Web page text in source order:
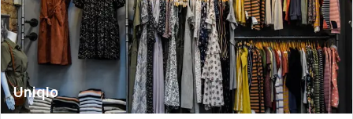
Uniqlo